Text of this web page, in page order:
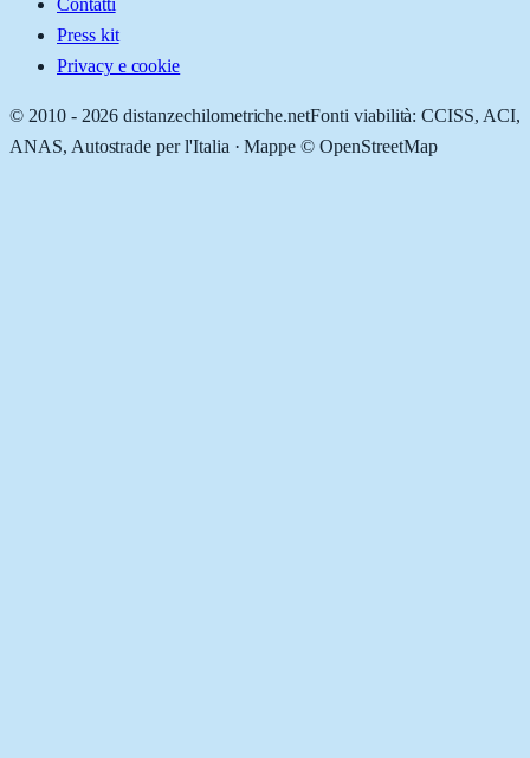
Contatti
Press kit
Privacy e cookie
© 2010 - 2026 distanzechilometriche.netFonti viabilità: CCISS, ACI,
ANAS, Autostrade per l'Italia · Mappe © OpenStreetMap